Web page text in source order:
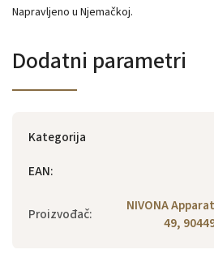
Napravljeno u Njemačkoj.
Dodatni parametri
Kategorija
EAN:
Proizvođač:
NIVONA
49,